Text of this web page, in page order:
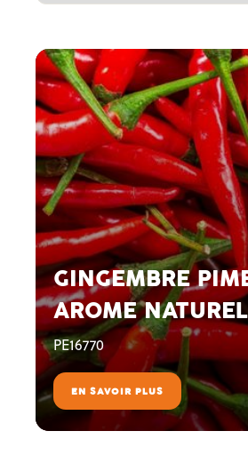
GINGEMBRE
AROME NATUREL
PE16770
EN SAVOIR PLUS